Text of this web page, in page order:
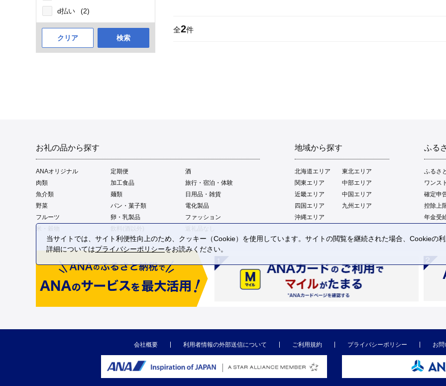
d払い
(2)
クリア 検索
全2件
お礼の品から探す
ANAオリジナル 定期便
酒
肉類
加工食品
旅行・宿泊・体験
魚介類
麺類
日用品・雑貨
野菜
パン・菓子類
電化製品
フルーツ
卵・乳製品
ファッション
米・穀物
地域から探す
北海道エリア
東北エリア
関東エリア
中部エリア
近畿エリア
中国エリア
四国エリア
九州エリア
沖縄エリア
ふる
ふるさ
ワンス
確定申
控除上
年金受
会社概要 利用者情報の外部送信について ご利用規約 プライバシーポリシー お問
当サイトでは、サイト利便性向上のため、クッキー（Cookie）を使用しています。サイトの閲覧を継続された場合、Cookieの
詳細についてはプライバシーポリシーをお読みください。